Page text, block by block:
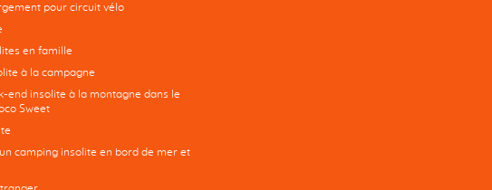
pour circuit vélo
en famille
à la campagne
end insolite à la montagne dans le
Sweet
camping insolite en bord de mer et